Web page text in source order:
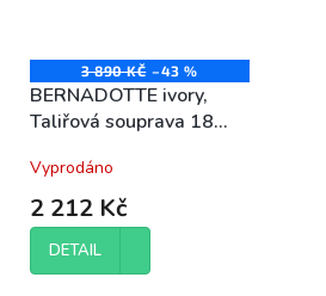
3 890 KČ –43 %
BERNADOTTE ivory,
Taliřová souprava 18
Vyprodáno
2 212 Kč
DETAIL